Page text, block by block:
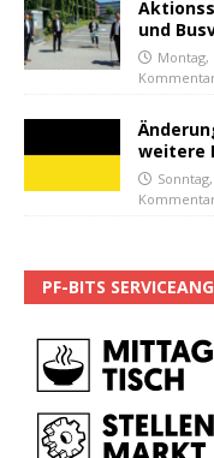
und
Montag,
weitere
PF-BITS